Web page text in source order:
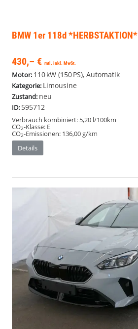
BMW 1er 118d *HERBSTAKTION*
430,– € mtl. inkl. MwSt.
Motor: 110 kW (150 PS), Automatik
Kategorie: Limousine
Zustand: neu
ID: 595712
Verbrauch kombiniert: 5,20 l/100km
CO2-Klasse: E
CO2-Emissionen: 136,00 g/km
Details